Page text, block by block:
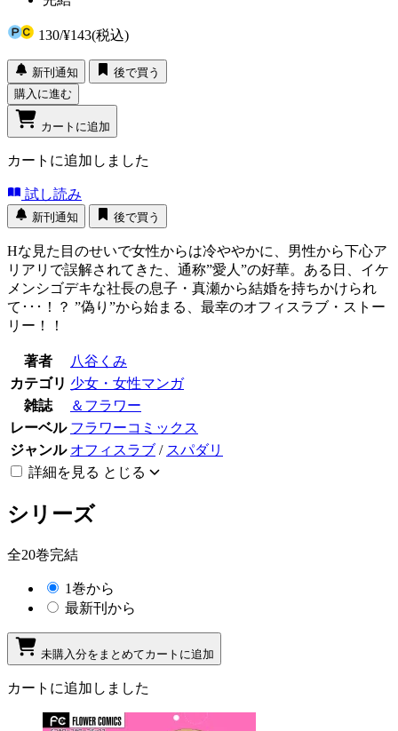
130/¥143(税込)
新刊通知
後で買う
購入に進む
カートに追加
カートに追加しました
試し読み
新刊通知 後で買う
Hな見た目のせいで女性からは冷ややかに、男性から下心ア
リアリで誤解されてきた、通称”愛人”の好華。ある日、イケ
メンシゴデキな社長の息子・真瀬から結婚を持ちかけられ
て･･･！？ ”偽り”から始まる、最幸のオフィスラブ・ストー
リー！！
著者
八谷くみ
カテゴリ 少女・女性マンガ
雑誌
＆フラワー
レーベル フラワーコミックス
ジャンル オフィスラブ / スパダリ
詳細を見る とじる
シリーズ
全20巻完結
1巻から
最新刊から
未購入分をまとめてカートに追加
カートに追加しました